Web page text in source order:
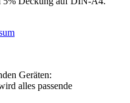
Geräten:
alles passende